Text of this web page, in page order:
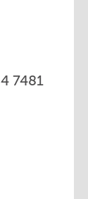
7481